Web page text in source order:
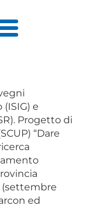
e
Progetto di
“Dare
ed